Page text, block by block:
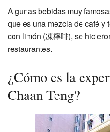
Algunas bebidas muy
que es una mezcla de café y
con limón (凍檸啡), se
restaurantes.
¿Cómo es la
Chaan Teng?